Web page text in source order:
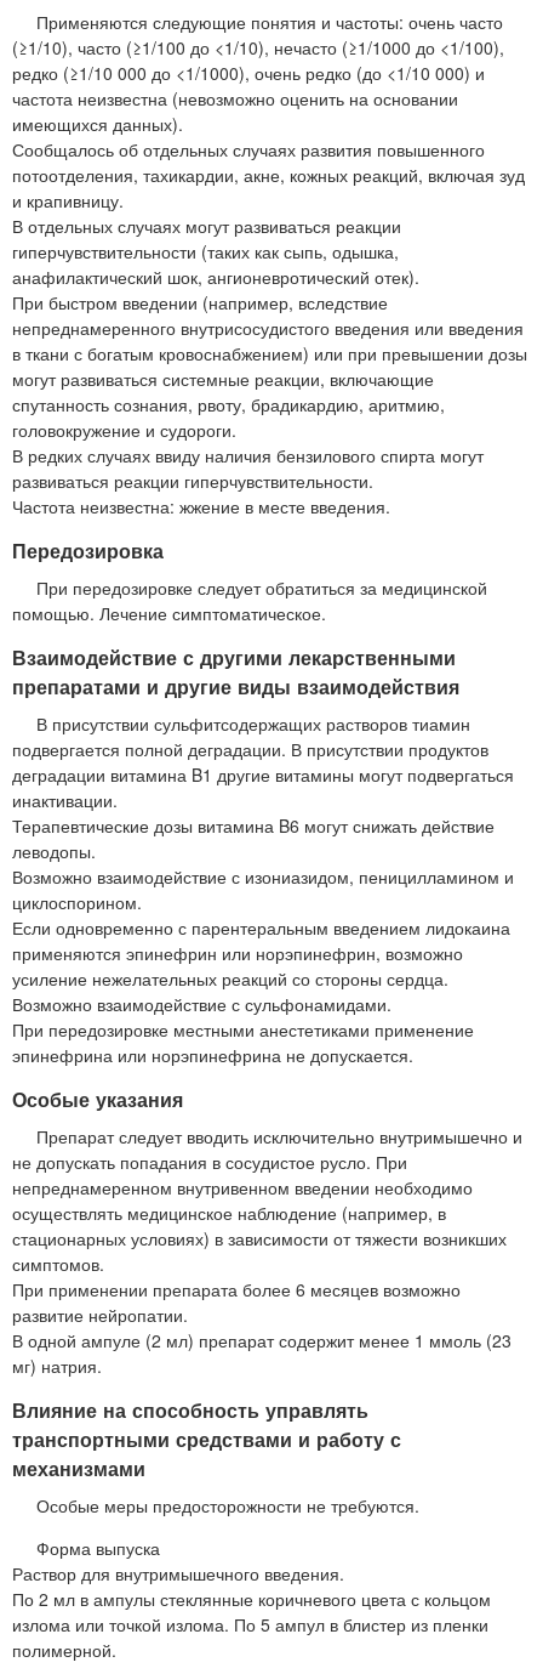
Применяются следующие понятия и частоты: очень часто
(≥1/10), часто (≥1/100 до <1/10), нечасто (≥1/1000 до <1/100),
редко (≥1/10 000 до <1/1000), очень редко (до <1/10 000) и
частота неизвестна (невозможно оценить на основании
имеющихся данных).
Сообщалось об отдельных случаях развития повышенного
потоотделения, тахикардии, акне, кожных реакций, включая зуд
и крапивницу.
В отдельных случаях могут развиваться реакции
гиперчувствительности (таких как сыпь, одышка,
анафилактический шок, ангионевротический отек).
При быстром введении (например, вследствие
непреднамеренного внутрисосудистого введения или введения
в ткани с богатым кровоснабжением) или при превышении дозы
могут развиваться системные реакции, включающие
спутанность сознания, рвоту, брадикардию, аритмию,
головокружение и судороги.
В редких случаях ввиду наличия бензилового спирта могут
развиваться реакции гиперчувствительности.
Частота неизвестна: жжение в месте введения.
Передозировка
При передозировке следует обратиться за медицинской
помощью. Лечение симптоматическое.
Взаимодействие с другими лекарственными
препаратами и другие виды взаимодействия
В присутствии сульфитсодержащих растворов тиамин
подвергается полной деградации. В присутствии продуктов
деградации витамина B1 другие витамины могут подвергаться
инактивации.
Терапевтические дозы витамина B6 могут снижать действие
леводопы.
Возможно взаимодействие с изониазидом, пеницилламином и
циклоспорином.
Если одновременно с парентеральным введением лидокаина
применяются эпинефрин или норэпинефрин, возможно
усиление нежелательных реакций со стороны сердца.
Возможно взаимодействие с сульфонамидами.
При передозировке местными анестетиками применение
эпинефрина или норэпинефрина не допускается.
Особые указания
Препарат следует вводить исключительно внутримышечно и
не допускать попадания в сосудистое русло. При
непреднамеренном внутривенном введении необходимо
осуществлять медицинское наблюдение (например, в
стационарных условиях) в зависимости от тяжести возникших
симптомов.
При применении препарата более 6 месяцев возможно
развитие нейропатии.
В одной ампуле (2 мл) препарат содержит менее 1 ммоль (23
мг) натрия.
Влияние на способность управлять
транспортными средствами и работу с
механизмами
Особые меры предосторожности не требуются.
Форма выпуска
Раствор для внутримышечного введения.
По 2 мл в ампулы стеклянные коричневого цвета с кольцом
излома или точкой излома. По 5 ампул в блистер из пленки
полимерной.